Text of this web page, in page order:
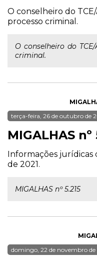
O conselheiro do
processo criminal.
O conselheiro do
criminal.
terça-feira, 26 de outubro de
MIGALHAS nº
Informações jurídicas
de 2021.
MIGALHAS nº 5.215
domingo, 22 de novembro